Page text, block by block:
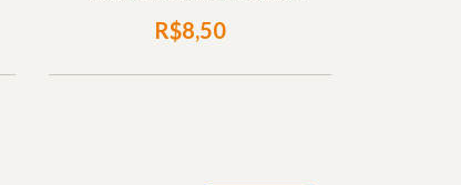
R$8,50